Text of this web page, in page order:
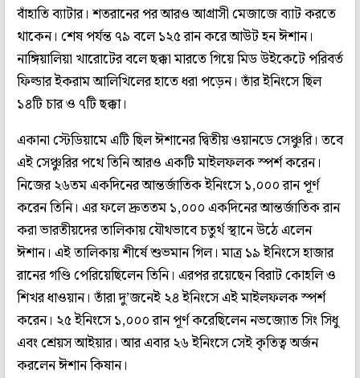
বাঁহাতি ব্যাটার। শতরানের পর আরও আগ্রাসী মেজাজে ব্যাট করতে
থাকেন। শেষ পর্যন্ত ৭৯ বলে ১২৫ রান করে আউট হন ঈশান।
নাঙ্গিয়ালিয়া খারোটের বলে ছক্কা মারতে গিয়ে মিড উইকেটে পরিবর্ত
ফিল্ডার ইকরাম আলিখিলের হাতে ধরা পড়েন। তাঁর ইনিংসে ছিল
১৪টি চার ও ৭টি ছক্কা।
একানা স্টেডিয়ামে এটি ছিল ঈশানের দ্বিতীয় ওয়ানডে সেঞ্চুরি। তবে
এই সেঞ্চুরির পথে তিনি আরও একটি মাইলফলক স্পর্শ করেন।
নিজের ২৬তম একদিনের আন্তর্জাতিক ইনিংসে ১,০০০ রান পূর্ণ
করেন তিনি। এর ফলে দ্রুততম ১,০০০ একদিনের আন্তর্জাতিক রান
করা ভারতীয়দের তালিকায় যৌথভাবে চতুর্থ স্থানে উঠে এলেন
ঈশান। এই তালিকায় শীর্ষে শুভমান গিল। মাত্র ১৯ ইনিংসে হাজার
রানের গণ্ডি পেরিয়েছিলেন তিনি। এরপর রয়েছেন বিরাট কোহলি ও
শিখর ধাওয়ান। তাঁরা দু’জনেই ২৪ ইনিংসে এই মাইলফলক স্পর্শ
করেন। ২৫ ইনিংসে ১,০০০ রান পূর্ণ করেছিলেন নভজ্যোত সিং সিধু
এবং শ্রেয়স আইয়ার। আর এবার ২৬ ইনিংসে সেই কৃতিত্ব অর্জন
করলেন ঈশান কিষান।